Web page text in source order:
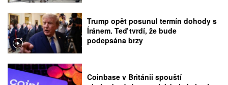
Trump opět posunul termín dohody s
Íránem. Teď tvrdí, že bude
podepsána brzy
Coinbase v Británii spouští